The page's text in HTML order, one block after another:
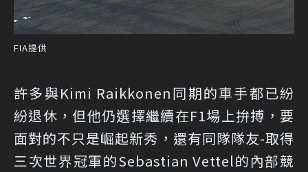
FIA提供
許多與Kimi Raikkonen同期的車手都已紛
紛退休，但他仍選擇繼續在F1場上拚搏，要
面對的不只是崛起新秀，還有同隊隊友-取得
三次世界冠軍的Sebastian Vettel的內部競